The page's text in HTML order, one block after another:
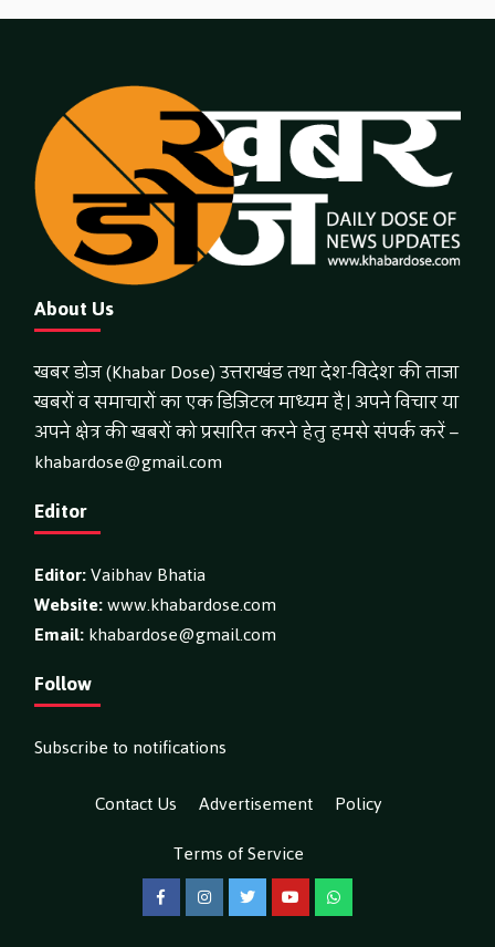
About Us
खबर डोज (Khabar Dose) उत्तराखंड तथा देश-विदेश की ताजा
खबरों व समाचारों का एक डिजिटल माध्यम है। अपने विचार या
अपने क्षेत्र की खबरों को प्रसारित करने हेतु हमसे संपर्क करें –
khabardose@gmail.com
Editor
Editor:Vaibhav Bhatia
Website:www.khabardose.com
Email:khabardose@gmail.com
Follow
Subscribe to notifications
Contact Us
Advertisement
Policy
Terms of Service
FacebookInstagramTwitterYouTubeWhatsApp